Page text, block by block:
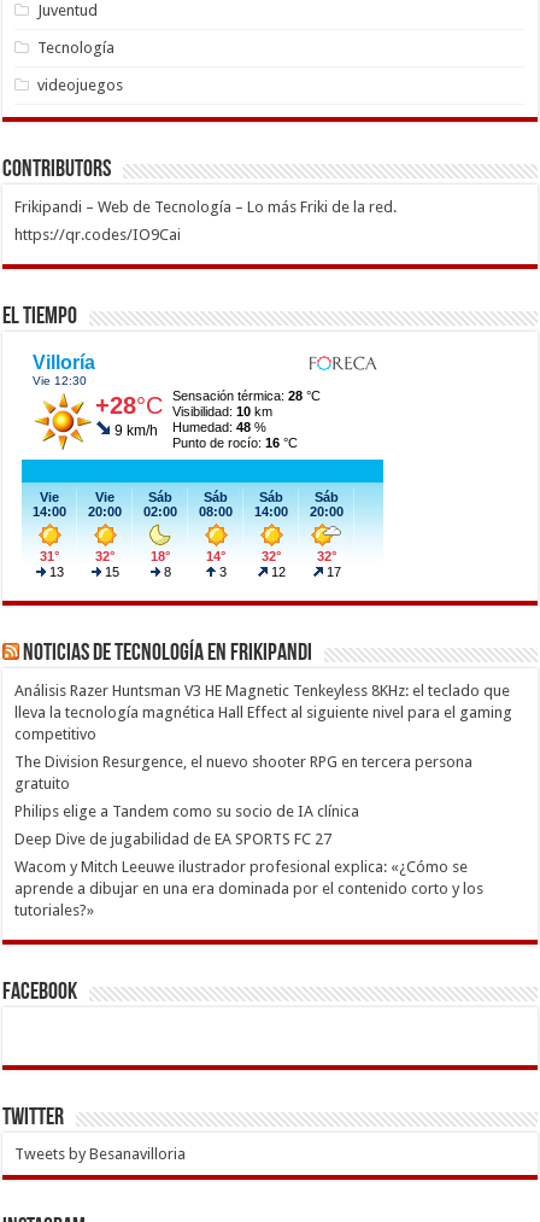
Juventud
Tecnología
videojuegos
Contributors
Frikipandi – Web de Tecnología – Lo más Friki de la red.
https://qr.codes/IO9Cai
El Tiempo
Noticias de Tecnología en Frikipandi
Análisis Razer Huntsman V3 HE Magnetic Tenkeyless 8KHz: el teclado que
lleva la tecnología magnética Hall Effect al siguiente nivel para el gaming
competitivo
The Division Resurgence, el nuevo shooter RPG en tercera persona
gratuito
Philips elige a Tandem como su socio de IA clínica
Deep Dive de jugabilidad de EA SPORTS FC 27
Wacom y Mitch Leeuwe ilustrador profesional explica: «¿Cómo se
aprende a dibujar en una era dominada por el contenido corto y los
tutoriales?»
Facebook
Twitter
Tweets by Besanavilloria